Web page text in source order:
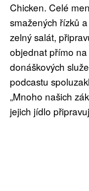
Chicken. Celé
smažených řízků
zelný salát,
objednat přímo
donáškových
podcastu
„Mnoho našich
jejich jídlo